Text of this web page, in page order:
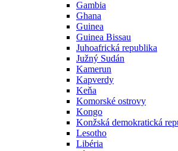
Gambia
Ghana
Guinea
Guinea Bissau
Juhoafrická republika
Južný Sudán
Kamerun
Kapverdy
Keňa
Komorské ostrovy
Kongo
Konžská demokratická
Lesotho
Libéria